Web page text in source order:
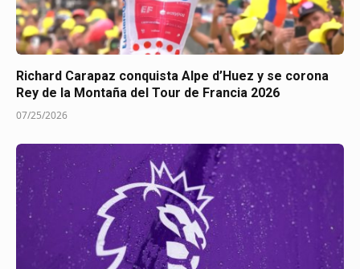
Richard Carapaz conquista Alpe d’Huez y se corona
Rey de la Montaña del Tour de Francia 2026
07/25/2026